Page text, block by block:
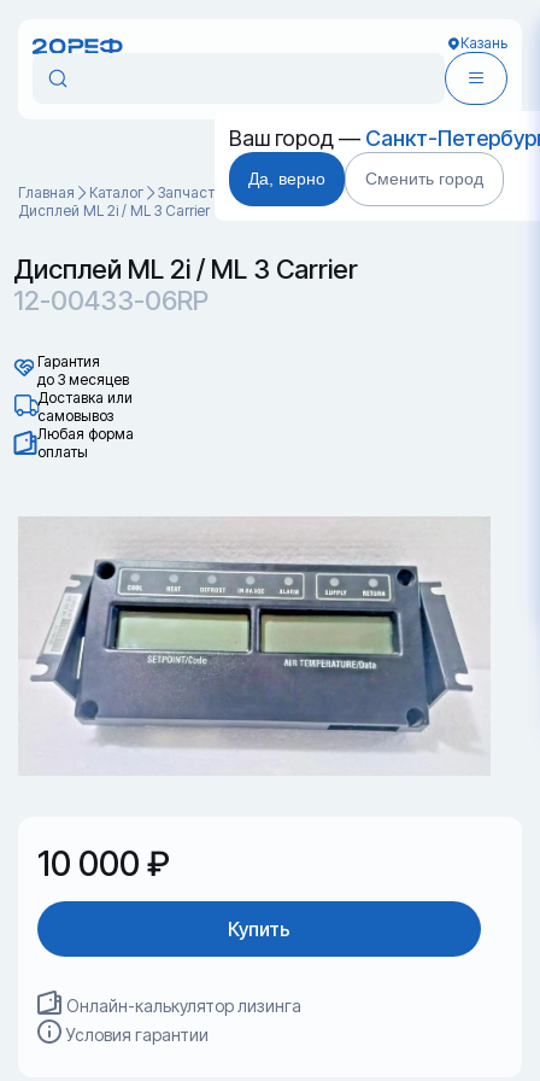
Казань
Ваш город — Санкт-
Да, верно Сменить город
Главная Каталог
Запчасти для контейнеров
Дисплей ML 2i / ML 3 Carrier 12-00433-06RP
Дисплей ML 2i / ML 3 Carrier
12-00433-06RP
Гарантия
до 3 месяцев
Доставка или
самовывоз
Любая форма
оплаты
10 000 ₽
Купить
Онлайн-калькулятор лизинга
Условия гарантии